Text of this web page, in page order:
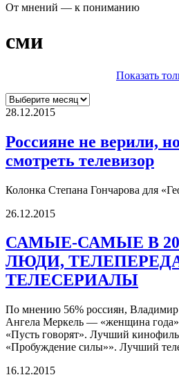
От мнений — к пониманию
сми
Показать
28.12.2015
Россияне не верили,
смотреть телевизор
Колонка Степана Гончарова для
26.12.2015
САМЫЕ-САМЫЕ В
ЛЮДИ,
ТЕЛЕСЕРИАЛЫ
По мнению 56% россиян, Владимир
Ангела Меркель — «женщина
«Пусть говорят». Лучший
«Пробуждение силы»». Лучший
16.12.2015